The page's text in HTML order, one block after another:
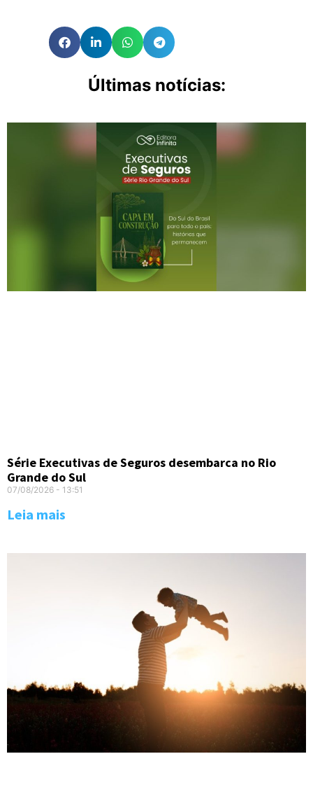
Últimas notícias:
Série Executivas de Seguros desembarca no Rio
Grande do Sul
07/08/2026 13:51
Leia mais